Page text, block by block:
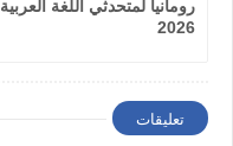
رومانيا لمتحدثي اللغة العربية
2026
تعليقات